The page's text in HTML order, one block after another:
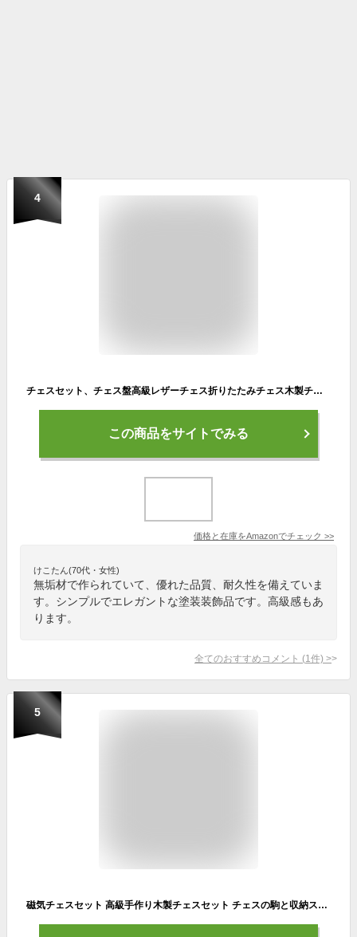
4
チェスセット、チェス盤高級レザーチェス折りたたみチェス木製チェス駒クリエイティブポータブルチェス盤クラシックチェスセット
この商品をサイトでみる
価格と在庫をAmazonでチェック >>
けこたん(70代・女性)
無垢材で作られていて、優れた品質、耐久性を備えていま
す。シンプルでエレガントな塗装装飾品です。高級感もあ
ります。
全てのおすすめコメント (1 件) >
5
磁気チェスセット 高級手作り木製チェスセット チェスの駒と収納スロット付き 旅行用ボードゲーム 家族用